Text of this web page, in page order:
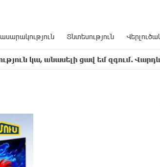
Տնտեսություն
ցավ եմ զգում. Վարդևանյան